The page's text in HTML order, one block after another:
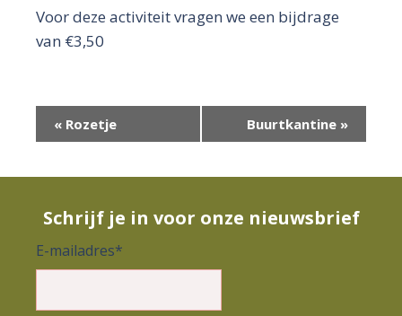
Voor deze activiteit vragen we een bijdrage
van €3,50
v
e
n
e
m
e
« Rozetje Buurtkantine »
Schrijf je in voor onze nieuwsbrief
E-mailadres*